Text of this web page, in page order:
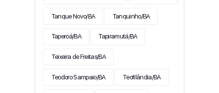
Tanque Novo/BA Tanquinho/BA
Taperoá/BA Tapiramutá/BA
Teixeira de Freitas/BA
Teodoro Sampaio/BA Teofilândia/BA